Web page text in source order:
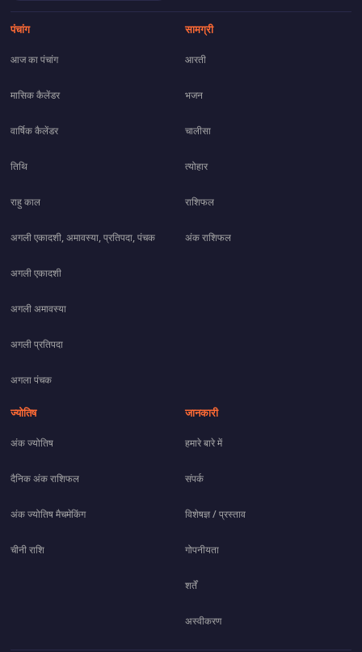
पंचांग
आज का पंचांग
मासिक कैलेंडर
वार्षिक कैलेंडर
तिथि
राहु काल
अगली एकादशी, अमावस्या, प्रतिपदा, पंचक
अगली एकादशी
अगली अमावस्या
अगली प्रतिपदा
अगला पंचक
सामग्री
आरती
भजन
चालीसा
त्योहार
राशिफल
अंक राशिफल
ज्योतिष
अंक ज्योतिष
दैनिक अंक राशिफल
अंक ज्योतिष मैचमेकिंग
चीनी राशि
जानकारी
हमारे बारे में
संपर्क
विशेषज्ञ / प्रस्ताव
गोपनीयता
शर्तें
अस्वीकरण